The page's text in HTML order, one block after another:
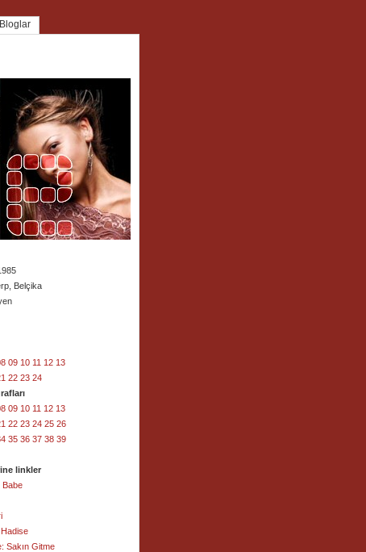
Bloglar
Belçika
09 10 11 12 13
22 23 24
09 10 11 12 13
22 23 24 25 26
35 36 37 38 39
linkler
Babe
Sakın Gitme